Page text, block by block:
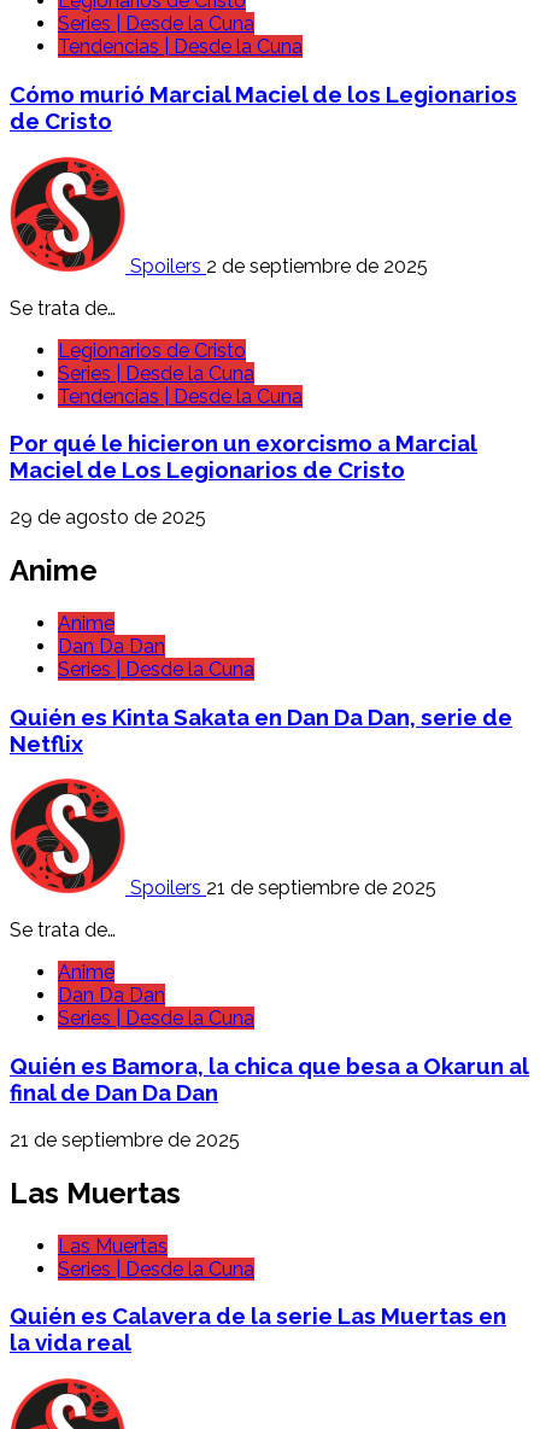
Series | Desde la Cuna
Tendencias | Desde la Cuna
Cómo murió Marcial Maciel de los Legionarios
de Cristo
Spoilers 2 de septiembre de 2025
Se trata de…
Legionarios de Cristo
Series | Desde la Cuna
Tendencias | Desde la Cuna
Por qué le hicieron un exorcismo a Marcial
Maciel de Los Legionarios de Cristo
29 de agosto de 2025
Anime
Anime
Dan Da Dan
Series | Desde la Cuna
Quién es Kinta Sakata en Dan Da Dan, serie de
Netflix
Spoilers 21 de septiembre de 2025
Se trata de…
Anime
Dan Da Dan
Series | Desde la Cuna
Quién es Bamora, la chica que besa a Okarun al
final de Dan Da Dan
21 de septiembre de 2025
Las Muertas
Las Muertas
Series | Desde la Cuna
Quién es Calavera de la serie Las Muertas en
la vida real